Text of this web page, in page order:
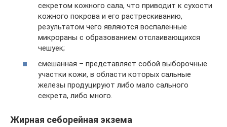
секретом кожного сала, что приводит к сухости
кожного покрова и его растрескиванию,
результатом чего являются воспаленные
микрораны с образованием отслаивающихся
чешуек;
смешанная – представляет собой выборочные
участки кожи, в области которых сальные
железы продуцируют либо мало сального
секрета, либо много.
Жирная себорейная экзема